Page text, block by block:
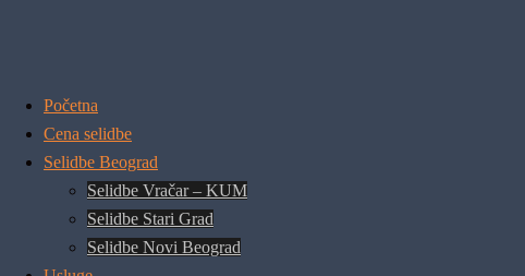
Početna
Cena selidbe
Selidbe Beograd
Selidbe Vračar – KUM
Selidbe Stari Grad
Selidbe Novi Beograd